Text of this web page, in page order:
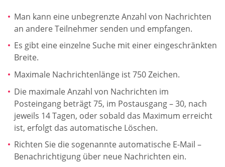
Man kann eine unbegrenzte Anzahl von Nachrichten
an andere Teilnehmer senden und empfangen.
Es gibt eine einzelne Suche mit einer eingeschränkten
Breite.
Maximale Nachrichtenlänge ist 750 Zeichen.
Die maximale Anzahl von Nachrichten im
Posteingang beträgt 75, im Postausgang – 30, nach
jeweils 14 Tagen, oder sobald das Maximum erreicht
ist, erfolgt das automatische Löschen.
Richten Sie die sogenannte automatische E-Mail –
Benachrichtigung über neue Nachrichten ein.